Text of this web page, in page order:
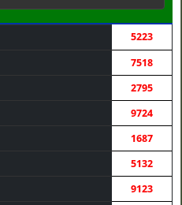
5223
7518
2795
9724
1687
5132
9123